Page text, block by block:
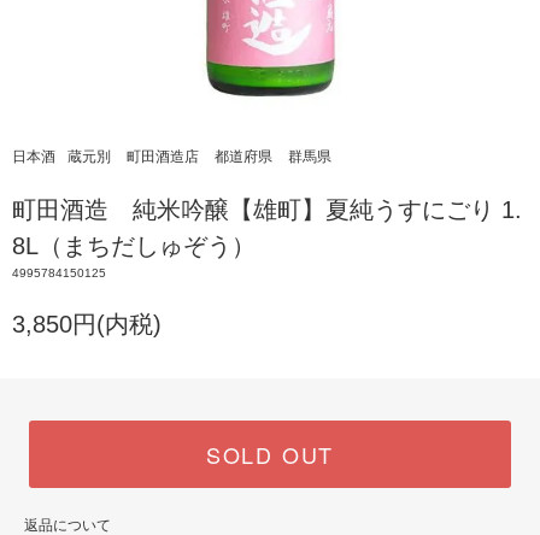
日本酒 蔵元別 町田酒造店 都道府県 群馬県
町田酒造 純米吟醸【雄町】夏純うすにごり 1.
8L（まちだしゅぞう）
4995784150125
3,850円(内税)
SOLD OUT
返品について